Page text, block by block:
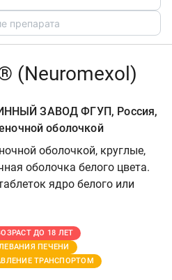
(Neuromexol)
ЗАВОД ФГУП, Россия,
оболочкой
оболочкой, круглые,
оболочка белого цвета.
ядро белого или
ДО 18 ЛЕТ
ПЕЧЕНИ
ТРАНСПОРТОМ